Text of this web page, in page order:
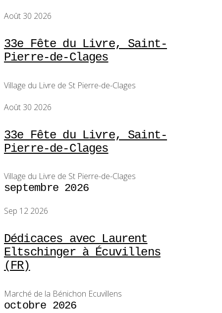
Août 30 2026
33e Fête du Livre, Saint-
Pierre-de-Clages
Village du Livre de St Pierre-de-Clages
Août 30 2026
33e Fête du Livre, Saint-
Pierre-de-Clages
Village du Livre de St Pierre-de-Clages
septembre 2026
Sep 12 2026
Dédicaces avec Laurent
Eltschinger à Écuvillens
(FR)
Marché de la Bénichon Ecuvillens
octobre 2026